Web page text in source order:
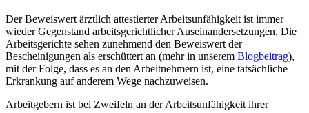
Der Beweiswert ärztlich attestierter Arbeitsunfähigkeit ist immer
wieder Gegenstand arbeitsgerichtlicher Auseinandersetzungen. Die
Arbeitsgerichte sehen zunehmend den Beweiswert der
Bescheinigungen als erschüttert an (mehr in unserem Blogbeitrag),
mit der Folge, dass es an den Arbeitnehmern ist, eine tatsächliche
Erkrankung auf anderem Wege nachzuweisen.
Arbeitgebern ist bei Zweifeln an der Arbeitsunfähigkeit ihrer